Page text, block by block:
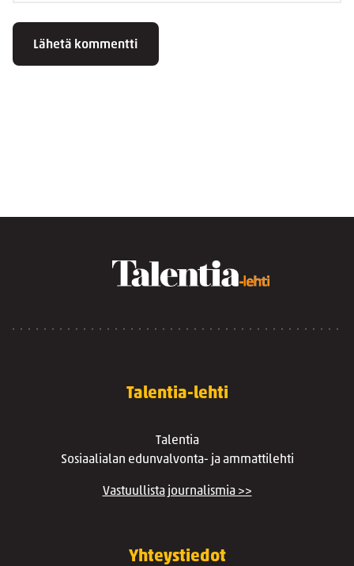
Talentia-lehti
Talentia
Sosiaalialan edunvalvonta- ja ammattilehti
Vastuullista journalismia >>
Yhteystiedot